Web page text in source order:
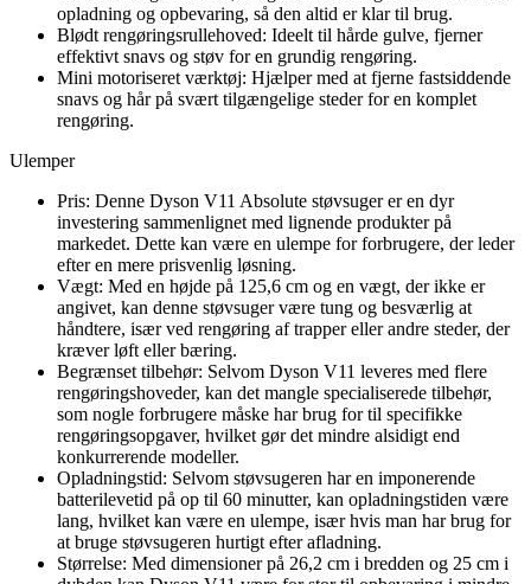
opladning og opbevaring, så den altid er klar til brug.
Blødt rengøringsrullehoved: Ideelt til hårde gulve, fjerner
effektivt snavs og støv for en grundig rengøring.
Mini motoriseret værktøj: Hjælper med at fjerne fastsiddende
snavs og hår på svært tilgængelige steder for en komplet
rengøring.
Ulemper
Pris: Denne Dyson V11 Absolute støvsuger er en dyr
investering sammenlignet med lignende produkter på
markedet. Dette kan være en ulempe for forbrugere, der leder
efter en mere prisvenlig løsning.
Vægt: Med en højde på 125,6 cm og en vægt, der ikke er
angivet, kan denne støvsuger være tung og besværlig at
håndtere, især ved rengøring af trapper eller andre steder, der
kræver løft eller bæring.
Begrænset tilbehør: Selvom Dyson V11 leveres med flere
rengøringshoveder, kan det mangle specialiserede tilbehør,
som nogle forbrugere måske har brug for til specifikke
rengøringsopgaver, hvilket gør det mindre alsidigt end
konkurrerende modeller.
Opladningstid: Selvom støvsugeren har en imponerende
batterilevetid på op til 60 minutter, kan opladningstiden være
lang, hvilket kan være en ulempe, især hvis man har brug for
at bruge støvsugeren hurtigt efter afladning.
Størrelse: Med dimensioner på 26,2 cm i bredden og 25 cm i